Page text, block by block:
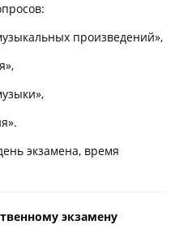
произведений»,
экзамена, время
экзамену